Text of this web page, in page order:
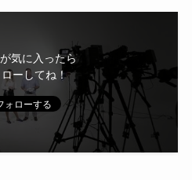
気に入ったら
ーしてね！